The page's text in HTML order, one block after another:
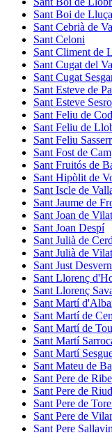
Sant Boi de
Sant Cebrià de
Sant Celoni
Sant Climent de
Sant Cugat del
Sant Cugat
Sant Esteve de
Sant Esteve
Sant Feliu de
Sant Feliu de
Sant Feliu
Sant Fost de
Sant Fruitós de
Sant Hipòlit de
Sant Iscle de
Sant Jaume de
Sant Joan de
Sant Joan Despí
Sant Julià de
Sant Julià de
Sant Just Desvern
Sant Llorenç
Sant Llorenç
Sant Martí
Sant Martí de
Sant Martí de
Sant Martí
Sant Martí
Sant Mateu de
Sant Pere de
Sant Pere de
Sant Pere de
Sant Pere de
Sant Pere